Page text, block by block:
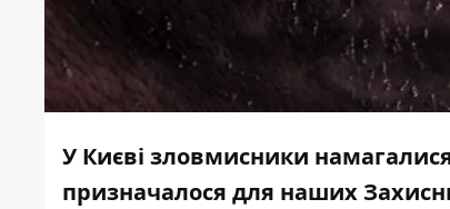
У Києві зловмисники
призначалося для наших